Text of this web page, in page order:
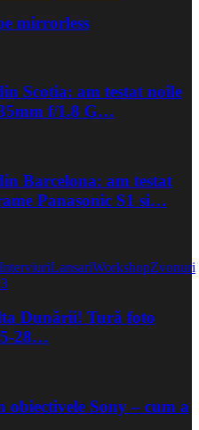
mirrorless
Scotia: am testat noile
f/1.8 G…
Barcelona: am testat
Panasonic S1 si…
InterviuriLansariWorkshopZvonuri
Dunării! Tură foto
28…
obiectivele Sony – cum a